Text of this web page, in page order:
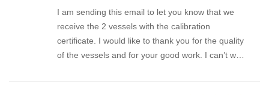
I am sending this email to let you know that we
receive the 2 vessels with the calibration
certificate. I would like to thank you for the quality
of the vessels and for your good work. I can’t wait